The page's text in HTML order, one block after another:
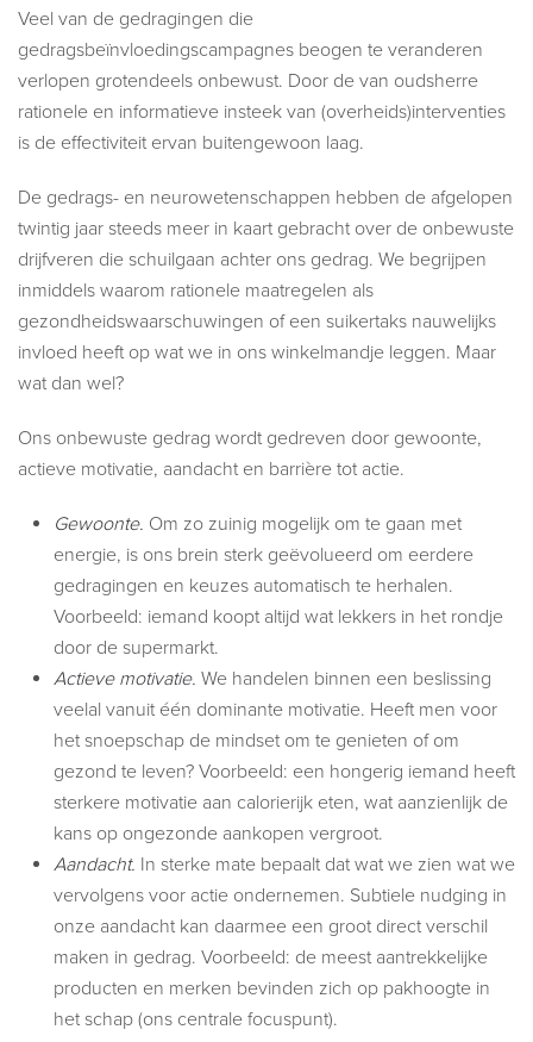
Veel van de gedragingen die
gedragsbeïnvloedingscampagnes beogen te veranderen
verlopen grotendeels onbewust. Door de van oudsherre
rationele en informatieve insteek van (overheids)interventies
is de effectiviteit ervan buitengewoon laag.
De gedrags- en neurowetenschappen hebben de afgelopen
twintig jaar steeds meer in kaart gebracht over de onbewuste
drijfveren die schuilgaan achter ons gedrag. We begrijpen
inmiddels waarom rationele maatregelen als
gezondheidswaarschuwingen of een suikertaks nauwelijks
invloed heeft op wat we in ons winkelmandje leggen. Maar
wat dan wel?
Ons onbewuste gedrag wordt gedreven door gewoonte,
actieve motivatie, aandacht en barrière tot actie.
Gewoonte. Om zo zuinig mogelijk om te gaan met
energie, is ons brein sterk geëvolueerd om eerdere
gedragingen en keuzes automatisch te herhalen.
Voorbeeld: iemand koopt altijd wat lekkers in het rondje
door de supermarkt.
Actieve motivatie. We handelen binnen een beslissing
veelal vanuit één dominante motivatie. Heeft men voor
het snoepschap de mindset om te genieten of om
gezond te leven? Voorbeeld: een hongerig iemand heeft
sterkere motivatie aan calorierijk eten, wat aanzienlijk de
kans op ongezonde aankopen vergroot.
Aandacht. In sterke mate bepaalt dat wat we zien wat we
vervolgens voor actie ondernemen. Subtiele nudging in
onze aandacht kan daarmee een groot direct verschil
maken in gedrag. Voorbeeld: de meest aantrekkelijke
producten en merken bevinden zich op pakhoogte in
het schap (ons centrale focuspunt).